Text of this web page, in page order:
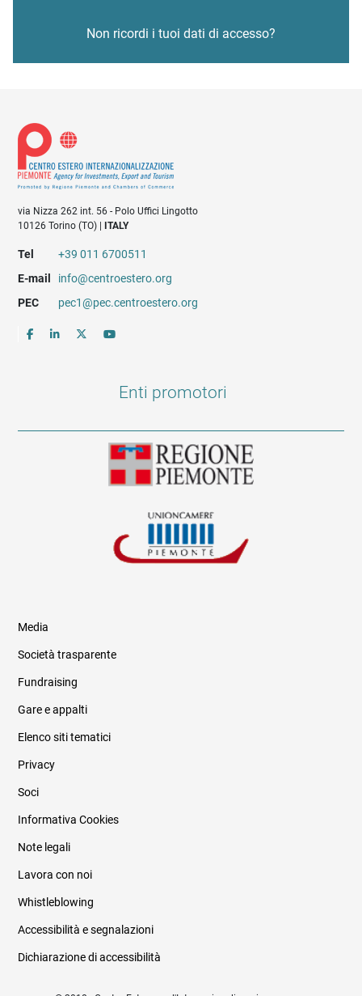
Non ricordi i tuoi dati di accesso?
via Nizza 262 int. 56 - Polo Uffici Lingotto
10126 Torino (TO) |
ITALY
Tel
+39 011 6700511
E-mail
info@centroestero.org
PEC
pec1@pec.centroestero.org
Enti promotori
Informazioni legali e trasparenza
Media
Società trasparente
Fundraising
Gare e appalti
Elenco siti tematici
Privacy
Soci
Informativa Cookies
Note legali
Lavora con noi
Whistleblowing
Accessibilità e segnalazioni
Dichiarazione di accessibilità